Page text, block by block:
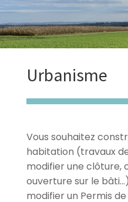
Urbanisme
Vous souhaitez
habitation (travaux
modifier une clôture,
ouverture sur le
modifier un Permis